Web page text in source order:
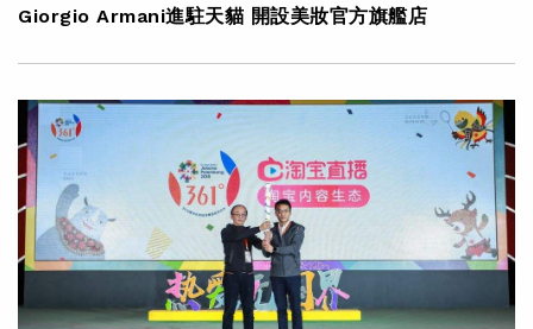
Giorgio Armani進駐天貓 開設美妝官方旗艦店